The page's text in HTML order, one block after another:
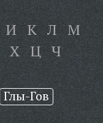
И К Л М
Х Ц Ч
Глы-Гов